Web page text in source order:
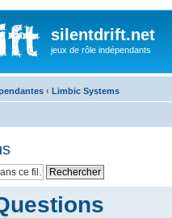
silentdrift.net
jeux de rôle indépendants
‹ Limbic Systems